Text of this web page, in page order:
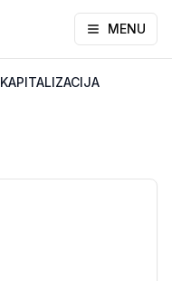
MENU
KAPITALIZACIJA